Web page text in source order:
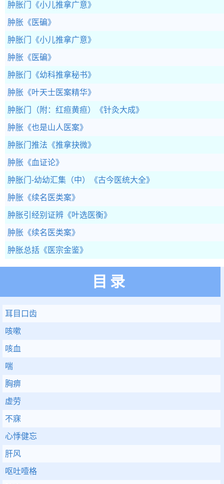
肿胀门 《小儿推拿广意》
肿胀 《医碥》
肿胀门 《小儿推拿广意》
肿胀 《医碥》
肿胀门 《幼科推拿秘书》
肿胀 《叶天士医案精华》
肿胀门（附：红疸黄疸） 《针灸大成》
肿胀 《也是山人医案》
肿胀门推法 《推拿抉微》
肿胀 《血证论》
肿胀门-幼幼汇集（中） 《古今医统大全》
肿胀 《续名医类案》
肿胀引经别证辨 《叶选医衡》
肿胀 《续名医类案》
肿胀总括 《医宗金鉴》
目录
耳目口齿
咳嗽
咳血
喘
胸痹
虚劳
不寐
心悸健忘
肝风
呕吐噎格